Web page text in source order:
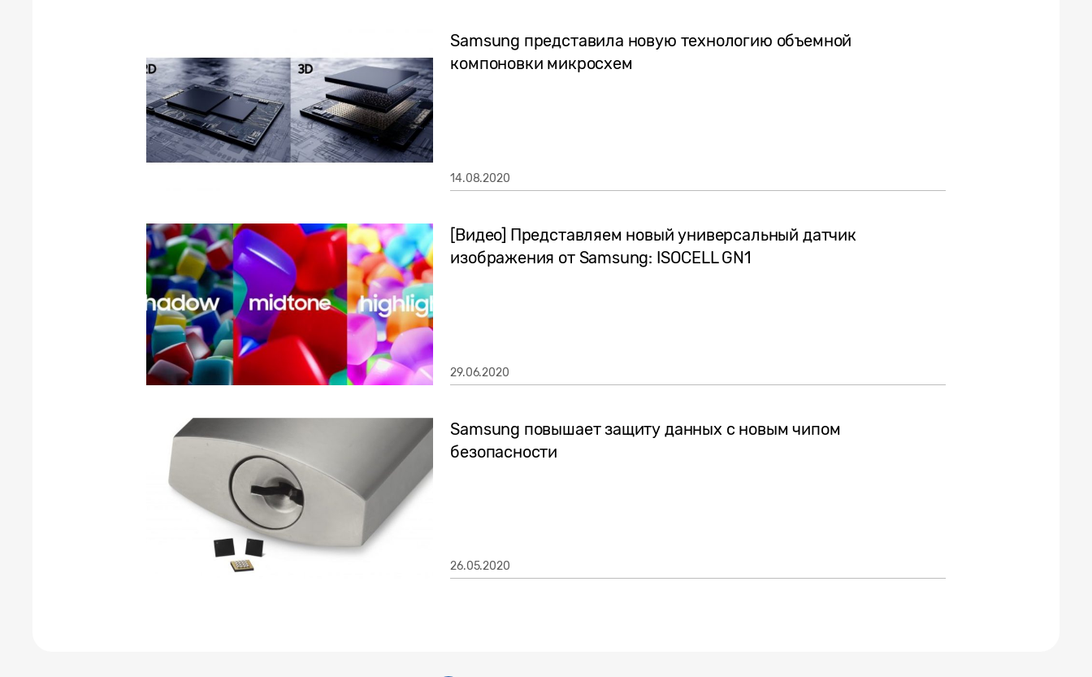
Samsung представила новую технологию объемной
компоновки микросхем
14.08.2020
[Видео] Представляем новый универсальный датчик
изображения от Samsung: ISOCELL GN1
29.06.2020
Samsung повышает защиту данных с новым чипом
безопасности
26.05.2020